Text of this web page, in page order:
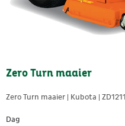
Zero Turn maaier
Zero Turn maaier | Kubota | ZD1211
Dag